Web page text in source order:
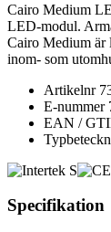
Cairo Medium
LED-modul.
Cairo Medium är
inom- som
Artikelnr
E-nummer
EAN /
Specifikation